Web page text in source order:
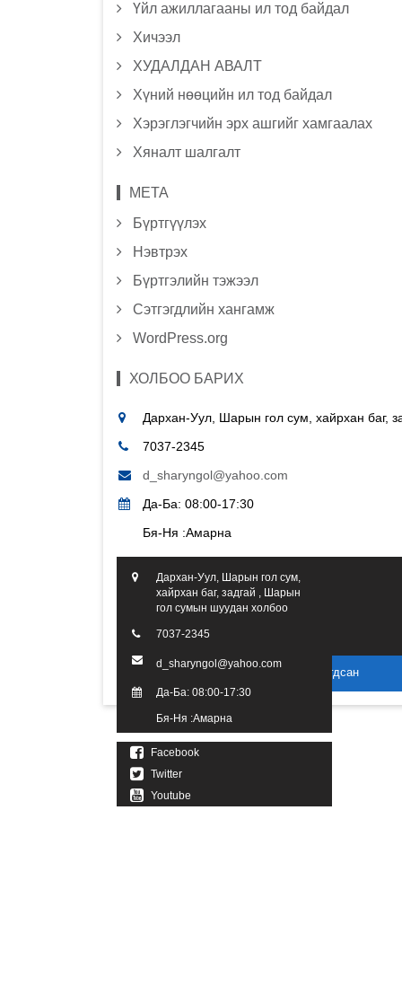
Үйл ажиллагааны ил тод байдал
Хичээл
ХУДАЛДАН АВАЛТ
Хүний нөөцийн ил тод байдал
Хэрэглэгчийн эрх ашгийг хамгаалах
Хяналт шалгалт
МЕТА
Бүртгүүлэх
Нэвтрэх
Бүртгэлийн тэжээл
Сэтгэгдлийн хангамж
WordPress.org
ХОЛБОО БАРИХ
Дархан-Уул, Шарын гол сум, хайрхан баг,
7037-2345
d_sharyngol@yahoo.com
Да-Ба: 08:00-17:30
Бя-Ня :Амарна
Дархан-Уул, Шарын гол сум,
хайрхан баг, задгай , Шарын
гол сумын шуудан холбоо
7037-2345
d_sharyngol@yahoo.com
Да-Ба: 08:00-17:30
Бя-Ня :Амарна
Facebook
Twitter
Youtube
2016 он. Бүх эрх хуулиар хамгаалагдсан